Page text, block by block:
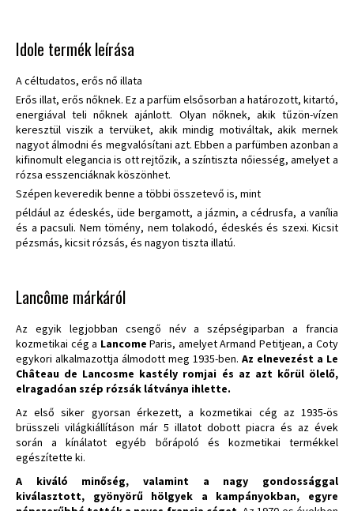
Idole termék leírása
A céltudatos, erős nő illata
Erős illat, erős nőknek. Ez a parfüm elsősorban a határozott, kitartó,
energiával teli nőknek ajánlott. Olyan nőknek, akik tűzön-vízen
keresztül viszik a tervüket, akik mindig motiváltak, akik mernek
nagyot álmodni és megvalósítani azt. Ebben a parfümben azonban a
kifinomult elegancia is ott rejtőzik, a színtiszta nőiesség, amelyet a
rózsa esszenciáknak köszönhet.
Szépen keveredik benne a többi összetevő is, mint
például az édeskés, üde bergamott, a jázmin, a cédrusfa, a vanília
és a pacsuli. Nem tömény, nem tolakodó, édeskés és szexi. Kicsit
pézsmás, kicsit rózsás, és nagyon tiszta illatú.
Lancôme márkáról
Az egyik legjobban csengő név a szépségiparban a francia
kozmetikai cég a Lancome Paris, amelyet Armand Petitjean, a Coty
egykori alkalmazottja álmodott meg 1935-ben. Az elnevezést a Le
Château de Lancosme kastély romjai és az azt kőrül ölelő,
elragadóan szép rózsák látványa ihlette.
Az első siker gyorsan érkezett, a kozmetikai cég az 1935-ös
brüsszeli világkiállításon már 5 illatot dobott piacra és az évek
során a kínálatot egyéb bőrápoló és kozmetikai termékkel
egészítette ki.
A kiváló minőség, valamint a nagy gondossággal
kiválasztott, gyönyörű hölgyek a kampányokban, egyre